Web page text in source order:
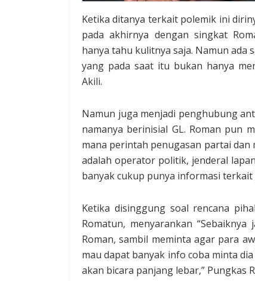
Ketika ditanya terkait polemik ini
pada akhirnya dengan singkat
hanya tahu kulitnya saja. Namun ada
yang pada saat itu bukan hanya
Akili.
Namun juga menjadi penghubung
namanya berinisial GL. Roman pun
mana perintah penugasan partai
adalah operator politik, jenderal
banyak cukup punya informasi terkait
Ketika disinggung soal rencana
Romatun, menyarankan
Roman, sambil meminta agar para
mau dapat banyak info coba minta
akan bicara panjang lebar,” Pungkas